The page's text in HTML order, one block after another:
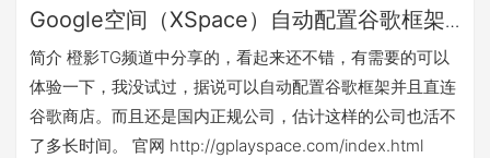
Google空间（XSpace）自动配置谷歌框架/
直连谷歌商店
简介 橙影TG频道中分享的，看起来还不错，有需要的可以
体验一下，我没试过，据说可以自动配置谷歌框架并且直连
谷歌商店。而且还是国内正规公司，估计这样的公司也活不
了多长时间。 官网 http://gplayspace.com/index.html